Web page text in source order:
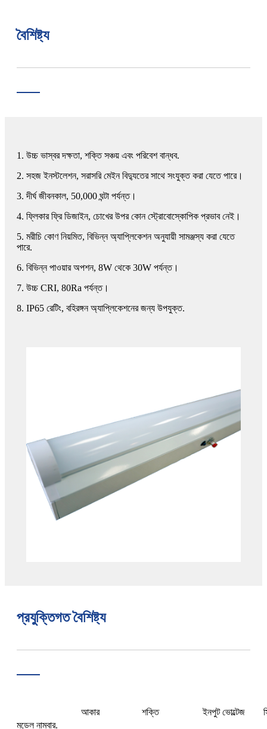
বৈশিষ্ট্য
1. উচ্চ ভাস্বর দক্ষতা, শক্তি সঞ্চয় এবং পরিবেশ বান্ধব.
2. সহজ ইনস্টলেশন, সরাসরি মেইন বিদ্যুতের সাথে সংযুক্ত করা যেতে পারে।
3. দীর্ঘ জীবনকাল, 50,000 ঘন্টা পর্যন্ত।
4. ফ্লিকার ফ্রি ডিজাইন, চোখের উপর কোন স্ট্রোবোস্কোপিক প্রভাব নেই।
5. মরীচি কোণ নিয়মিত, বিভিন্ন অ্যাপ্লিকেশন অনুযায়ী সামঞ্জস্য করা যেতে
পারে.
6. বিভিন্ন পাওয়ার অপশন, 8W থেকে 30W পর্যন্ত।
7. উচ্চ CRI, 80Ra পর্যন্ত।
8. IP65 রেটিং, বহিরঙ্গন অ্যাপ্লিকেশনের জন্য উপযুক্ত.
প্রযুক্তিগত বৈশিষ্ট্য
মডেল নাম্বার.
আকার শক্তি ইনপুট ভোল্টেজ